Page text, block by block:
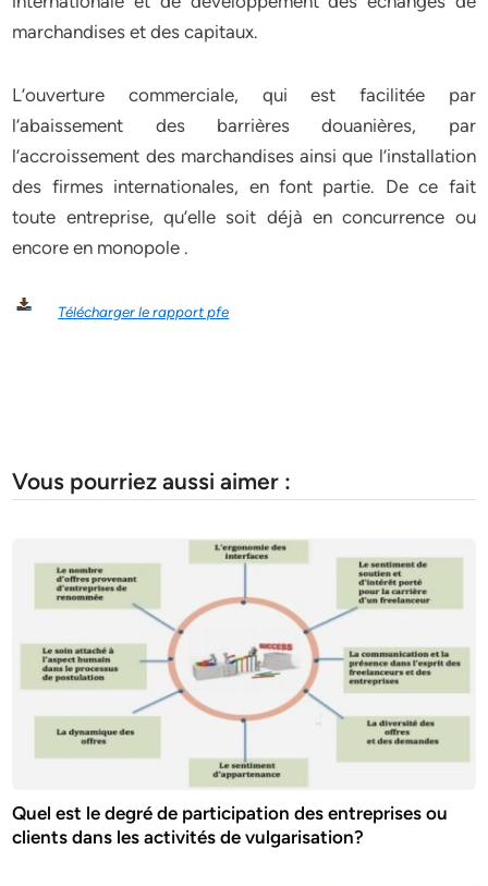
marchandises et des capitaux.
L’ouverture commerciale, qui est facilitée par
l’abaissement des barrières douanières, par
l’accroissement des marchandises ainsi que l’installation
des firmes internationales, en font partie. De ce fait
toute entreprise, qu’elle soit déjà en concurrence ou
encore en monopole .
Télécharger le rapport pfe
Vous pourriez aussi aimer :
Quel est le degré de participation des entreprises ou
clients dans les activités de vulgarisation?